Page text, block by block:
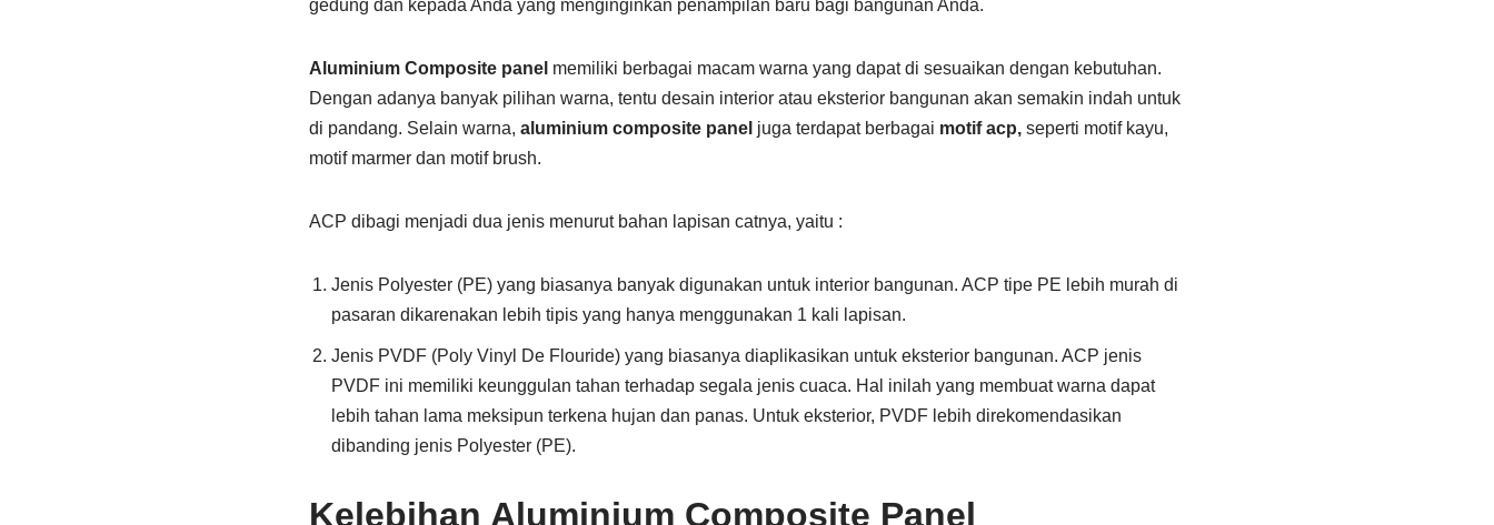
gedung dan kepada Anda yang menginginkan penampilan baru bagi bangunan Anda.
Aluminium Composite panel memiliki berbagai macam warna yang dapat di sesuaikan dengan kebutuhan.
Dengan adanya banyak pilihan warna, tentu desain interior atau eksterior bangunan akan semakin indah untuk
di pandang. Selain warna, aluminium composite panel juga terdapat berbagai motif acp, seperti motif kayu,
motif marmer dan motif brush.
ACP dibagi menjadi dua jenis menurut bahan lapisan catnya, yaitu :
Jenis Polyester (PE) yang biasanya banyak digunakan untuk interior bangunan. ACP tipe PE lebih murah di
pasaran dikarenakan lebih tipis yang hanya menggunakan 1 kali lapisan.
Jenis PVDF (Poly Vinyl De Flouride) yang biasanya diaplikasikan untuk eksterior bangunan. ACP jenis
PVDF ini memiliki keunggulan tahan terhadap segala jenis cuaca. Hal inilah yang membuat warna dapat
lebih tahan lama meksipun terkena hujan dan panas. Untuk eksterior, PVDF lebih direkomendasikan
dibanding jenis Polyester (PE).
Kelebihan Aluminium Composite Panel